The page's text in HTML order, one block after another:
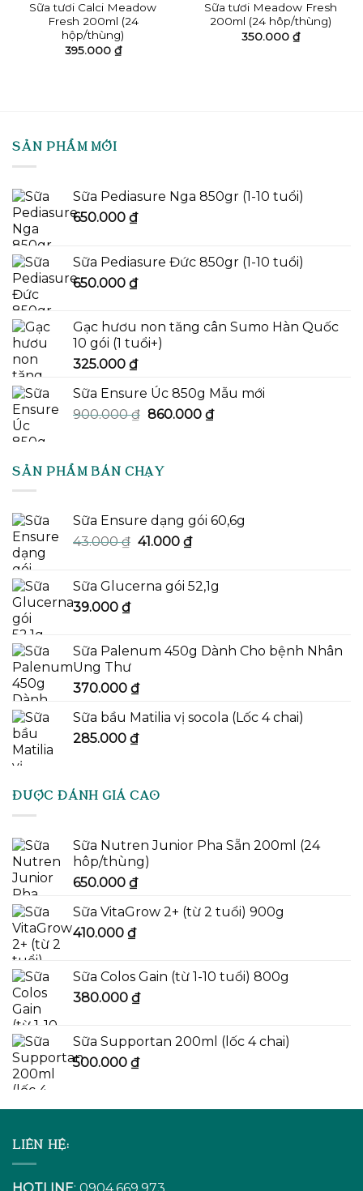
Sữa tươi Calci Meadow
Fresh 200ml (24
hộp/thùng)
395.000 ₫
Sữa tươi Meadow Fresh
200ml (24 hôp/thùng)
350.000 ₫
SẢN PHẨM MỚI
Sữa Pediasure Nga 850gr (1-10 tuổi)
650.000 ₫
Sữa Pediasure Đức 850gr (1-10 tuổi)
650.000 ₫
Gạc hươu non tăng cân Sumo Hàn Quốc
10 gói (1 tuổi+)
325.000 ₫
Sữa Ensure Úc 850g Mẫu mới
900.000₫ Giá
900.000 ₫.
860.000 ₫Giá
SẢN PHẨM BÁN CHẠY
Sữa Ensure dạng gói 60,6g
43.000₫ Giá
43.000 ₫.
41.000 ₫Giá
là:
Sữa Glucerna gói 52,1g
39.000 ₫
Sữa Palenum 450g Dành Cho bệnh Nhân
Ung Thư
370.000 ₫
Sữa bầu Matilia vị socola (Lốc 4 chai)
285.000 ₫
ĐƯỢC ĐÁNH GIÁ CAO
Sữa Nutren Junior Pha Sẵn 200ml (24
hôp/thùng)
650.000 ₫
Sữa VitaGrow 2+ (từ 2 tuổi) 900g
410.000 ₫
Sữa Colos Gain (từ 1-10 tuổi) 800g
380.000 ₫
Sữa Supportan 200ml (lốc 4 chai)
500.000 ₫
LIÊN HỆ: